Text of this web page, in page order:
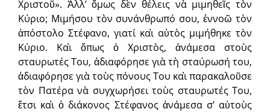
Χριστοῦ». Ἀλλ’ ὅμως δὲν θέλεις νὰ μιμηθεῖς τὸν
Κύριο; Μιμήσου τὸν συνάνθρωπό σου, ἐννοῶ τὸν
ἀπόστολο Στέφανο, γιατί καὶ αὐτὸς μιμήθηκε τὸν
Κύριο. Καὶ ὅπως ὁ Χριστὸς, ἀνάμεσα στοὺς
σταυρωτές Του, ἀδιαφόρησε γιὰ τὴ σταύρωσή του,
ἀδιαφόρησε γιὰ τοὺς πόνους Του καὶ παρακαλοῦσε
τὸν Πατέρα νὰ συγχωρήσει τοὺς σταυρωτές Του,
ἔτσι καὶ ὁ διάκονος Στέφανος ἀνάμεσα σ’ αὐτοὺς